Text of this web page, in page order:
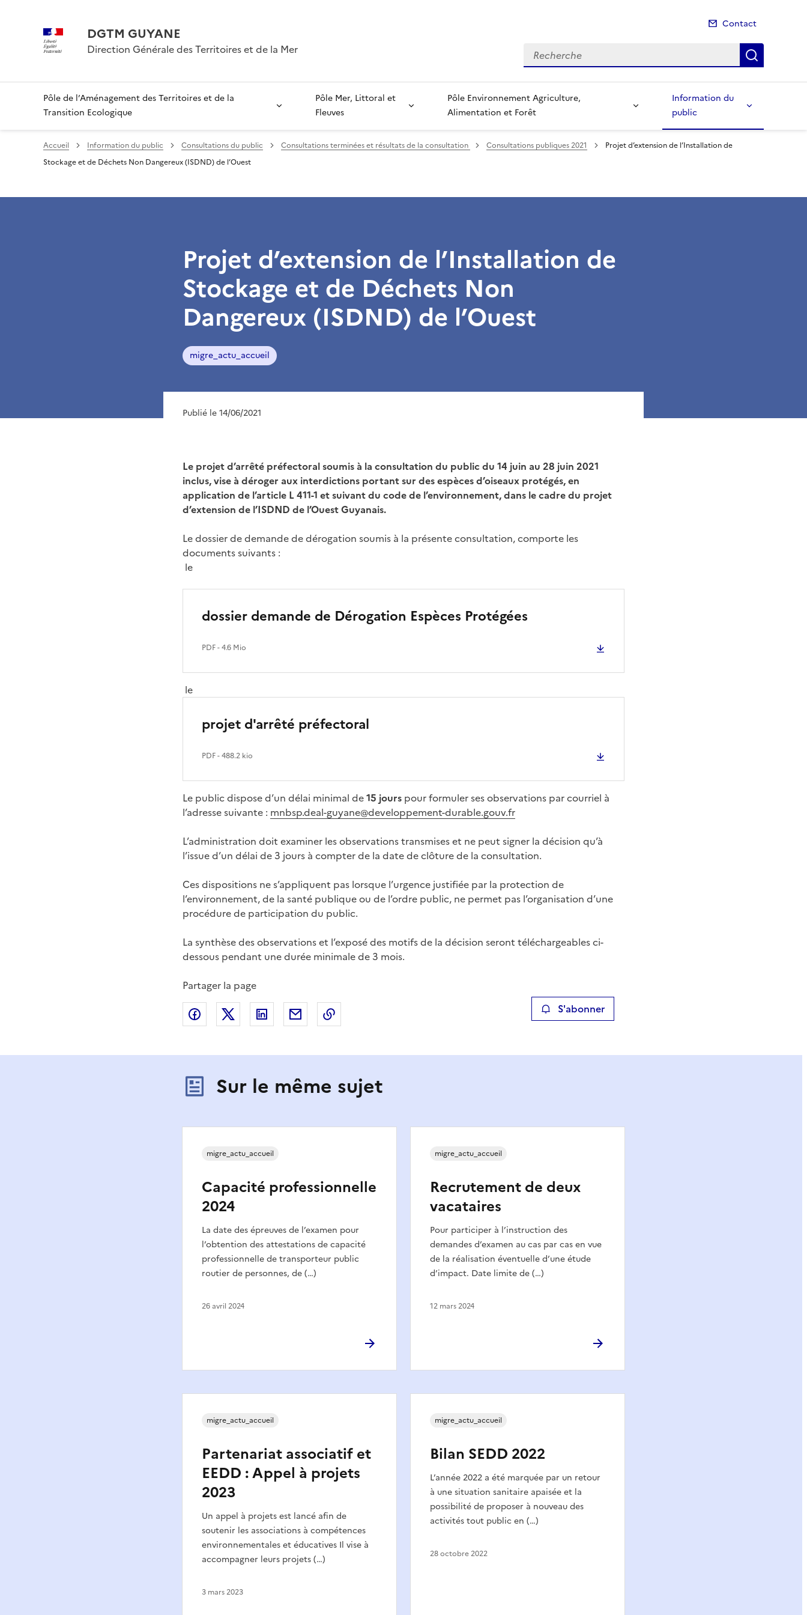
DGTM GUYANE
Direction Générale des Territoires et de la Mer
Contact
Recherche
Pôle de l’Aménagement des Territoires et de la
Transition Ecologique
Pôle Mer, Littoral et
Fleuves
Pôle Environnement Agriculture,
Alimentation et Forêt
Information du
public
Accueil Information du public Consultations du public Consultations terminées et résultats de la consultation Consultations publiques 2021
Projet d’extension de l’Installation de
Stockage et de Déchets Non Dangereux (ISDND) de l’Ouest
Projet d’extension de l’Installation de
Stockage et de Déchets Non
Dangereux (ISDND) de l’Ouest
migre_actu_accueil
Publié le 14/06/2021
Le projet d’arrêté préfectoral soumis à la consultation du public du 14 juin au 28 juin 2021
inclus, vise à déroger aux interdictions portant sur des espèces d’oiseaux protégés, en
application de l’article L 411-1 et suivant du code de l’environnement, dans le cadre du projet
d’extension de l’ISDND de l’Ouest Guyanais.
Le dossier de demande de dérogation soumis à la présente consultation, comporte les
documents suivants :
le
dossier demande de Dérogation Espèces Protégées
PDF- 4.6 Mio
le
projet d'arrêté préfectoral
PDF- 488.2 kio
Le public dispose d’un délai minimal de15 jours pour formuler ses observations par courriel à
l’adresse suivante : mnbsp.deal-guyane@developpement-durable.gouv.fr
L’administration doit examiner les observations transmises et ne peut signer la décision qu’à
l’issue d’un délai de 3 jours à compter de la date de clôture de la consultation.
Ces dispositions ne s’appliquent pas lorsque l’urgence justifiée par la protection de
l’environnement, de la santé publique ou de l’ordre public, ne permet pas l’organisation d’une
procédure de participation du public.
La synthèse des observations et l’exposé des motifs de la décision seront téléchargeables ci-
dessous pendant une durée minimale de 3 mois.
Partager la page
Partager sur Facebook
Partager sur XPartager sur LinkedIn
Partager par emailCopier le lien de la page dans le presse-papier S'abonner
Sur le même sujet
Capacité professionnelle
2024
La date des épreuves de l’examen pour
l’obtention des attestations de capacité
professionnelle de transporteur public
routier de personnes, de (…)
migre_actu_accueil
26 avril 2024
Recrutement de deux
vacataires
Pour participer à l’instruction des
demandes d’examen au cas par cas en vue
de la réalisation éventuelle d’une étude
d’impact. Date limite de (…)
migre_actu_accueil
12 mars 2024
Partenariat associatif et
EEDD : Appel à projets
2023
Un appel à projets est lancé afin de
soutenir les associations à compétences
environnementales et éducatives Il vise à
accompagner leurs projets (…)
migre_actu_accueil
3 mars 2023
Bilan SEDD 2022
L’année 2022 a été marquée par un retour
à une situation sanitaire apaisée et la
possibilité de proposer à nouveau des
activités tout public en (…)
migre_actu_accueil
28 octobre 2022